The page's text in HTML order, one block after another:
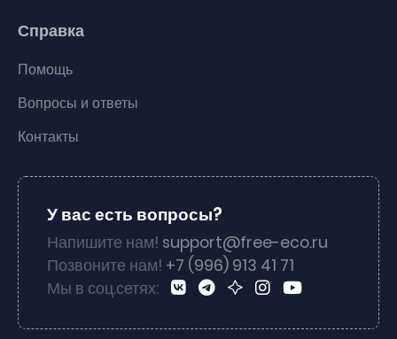
Справка
Помощь
Вопросы и ответы
Контакты
У вас есть вопросы?
Напишите нам! support@free-eco.ru
Позвоните нам! +7 (996) 913 41 71
Мы в соц.сетях: